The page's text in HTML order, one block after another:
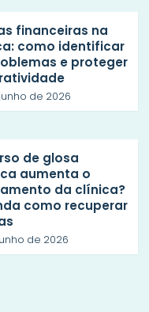
financeiras na
como identificar
e proteger
de 2026
de glosa
aumenta o
da clínica?
como recuperar
de 2026